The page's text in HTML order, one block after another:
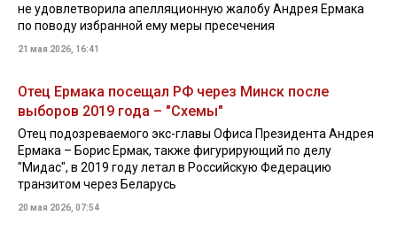
не удовлетворила апелляционную жалобу Андрея Ермака
по поводу избранной ему меры пресечения
21 мая 2026, 16:41
Отец Ермака посещал РФ через Минск после
выборов 2019 года – "Схемы"
Отец подозреваемого экс-главы Офиса Президента Андрея
Ермака – Борис Ермак, также фигурирующий по делу
"Мидас", в 2019 году летал в Российскую Федерацию
транзитом через Беларусь
20 мая 2026, 07:54